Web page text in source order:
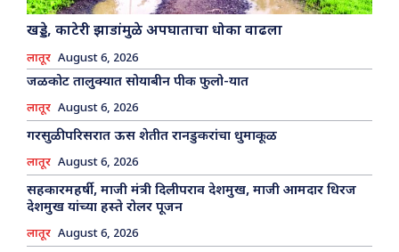
खड्डे, काटेरी झाडांमुळे अपघाताचा धोका वाढला
लातूर August 6, 2026
जळकोट तालुक्यात सोयाबीन पीक फुलो-यात
लातूर August 6, 2026
गरसुळी परिसरात ऊस शेतीत रानडुकरांचा धुमाकूळ
लातूर August 6, 2026
सहकारमहर्षी, माजी मंत्री दिलीपराव देशमुख, माजी आमदार धिरज
देशमुख यांच्या हस्ते रोलर पूजन
लातूर August 6, 2026